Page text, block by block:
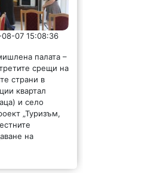
07 15:08:36
палата –
срещи на
страни в
квартал
и село
„Туризъм,
на